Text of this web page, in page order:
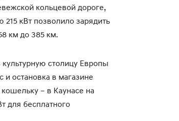
кольцевой дороге,
кВт позволило зарядить
км до 385 км.
столицу Европы
и остановка в магазине
– в Каунасе на
для бесплатного